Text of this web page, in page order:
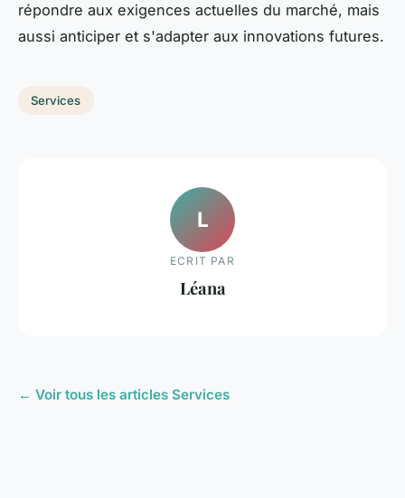
répondre aux exigences actuelles du marché, mais
aussi anticiper et s'adapter aux innovations futures.
Services
L
ECRIT PAR
Léana
← Voir tous les articles Services